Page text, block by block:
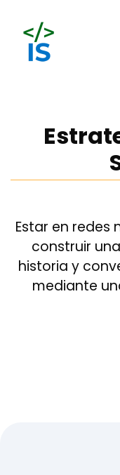
Estar en redes
construir
historia y
mediante